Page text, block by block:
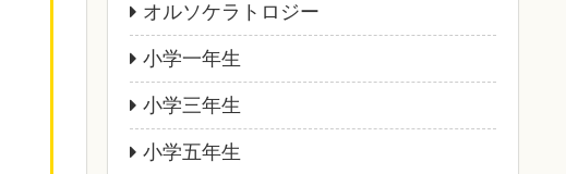
オルソケラトロジー
小学一年生
小学三年生
小学五年生